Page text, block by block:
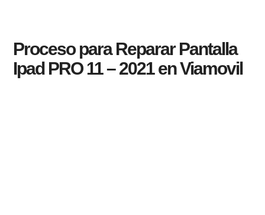
Proceso para Reparar Pantalla
Ipad PRO 11 – 2021 en Viamovil